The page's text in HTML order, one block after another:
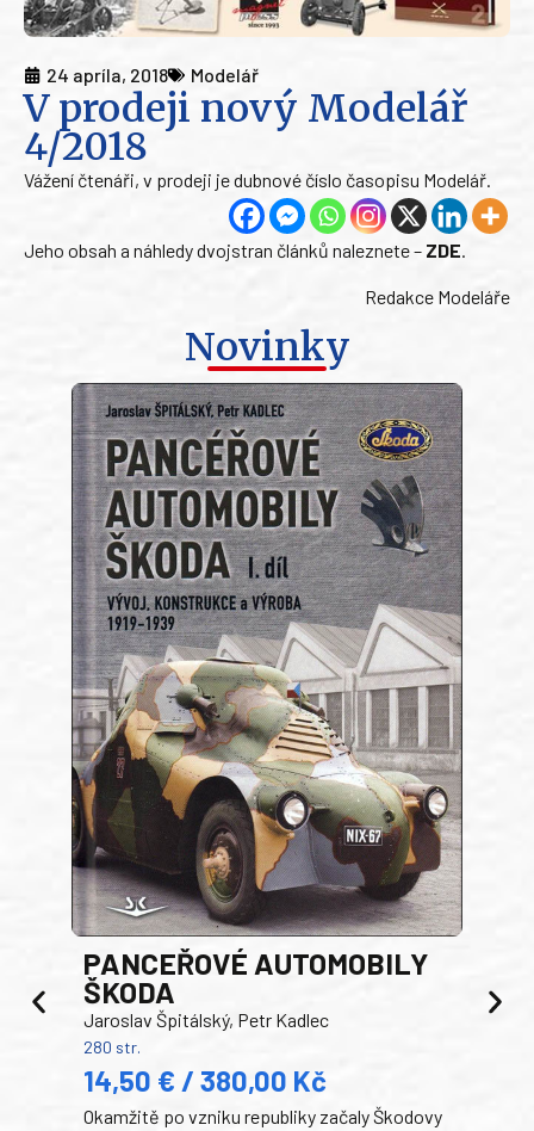
24 apríla, 2018 Modelář
V prodeji nový Modelář
4/2018
Vážení čtenáři, v prodeji je dubnové číslo časopisu Modelář.
Jeho obsah a náhledy dvojstran článků naleznete – ZDE.
Redakce Modeláře
Novinky
PANCEŘOVÉ AUTOMOBILY
ŠKODA
Jaroslav Špitálský, Petr Kadlec
280 str.
14,50 € / 380,00 Kč
Okamžitě po vzniku republiky začaly Škodovy